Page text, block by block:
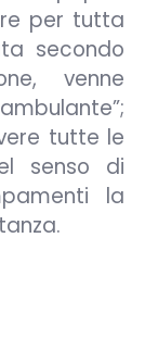
per tutta
secondo
venne
tutte le
senso di
la